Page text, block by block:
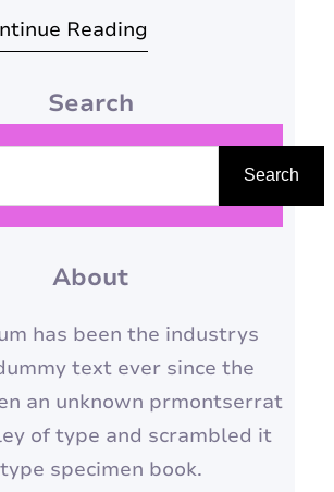
perfeita para deixar os
acariciando os fios. No
alguns desafios para
o cabelo arrumado e
de…
Reading
Search
Search
About
has been the industrys
text ever since the
an unknown prmontserrat
of type and scrambled it
specimen book.